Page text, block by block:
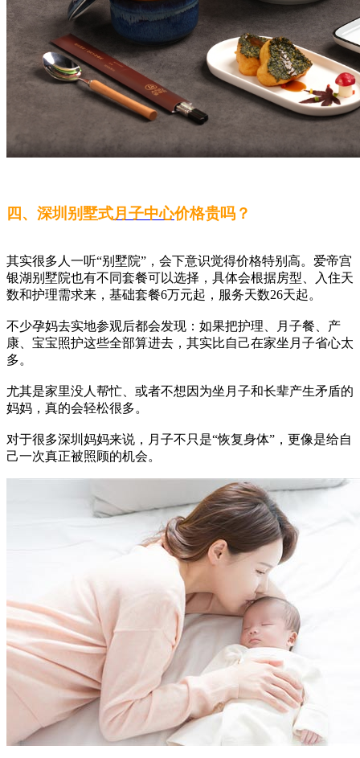
四、深圳别墅式月子中心价格贵吗？
其实很多人一听“别墅院”，会下意识觉得价格特别高。爱帝宫
银湖别墅院也有不同套餐可以选择，具体会根据房型、入住天
数和护理需求来，基础套餐6万元起，服务天数26天起。
不少孕妈去实地参观后都会发现：如果把护理、月子餐、产
康、宝宝照护这些全部算进去，其实比自己在家坐月子省心太
多。
尤其是家里没人帮忙、或者不想因为坐月子和长辈产生矛盾的
妈妈，真的会轻松很多。
对于很多深圳妈妈来说，月子不只是“恢复身体”，更像是给自
己一次真正被照顾的机会。